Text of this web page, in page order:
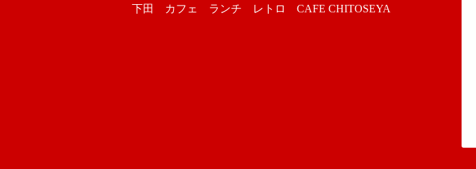
下田 カフェ ランチ レトロ CAFE CHITOSEYA